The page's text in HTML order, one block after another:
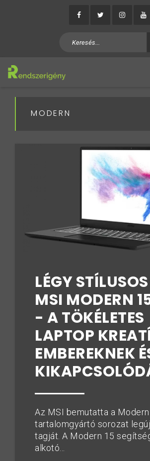
MODERN
LÉGY
MSI MODERN
- A TÖKÉLETES
LAPTOP
EMBEREKNEK
Az MSI bemutatta a
tartalomgyártó sorozat
tagját. A Modern 15
alkotó...